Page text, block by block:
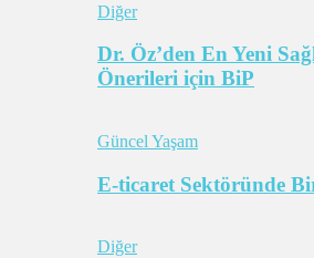
Diğer
Dr. Öz’den En Yeni
Önerileri için BiP
Güncel Yaşam
E-ticaret Sektöründe
Diğer